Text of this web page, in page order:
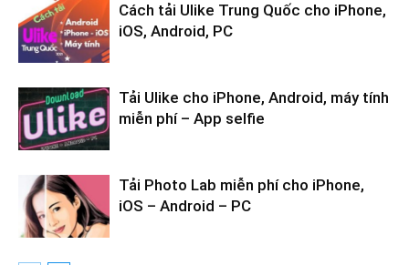
Cách tải Ulike Trung Quốc cho iPhone,
iOS, Android, PC
Tải Ulike cho iPhone, Android, máy tính
miễn phí – App selfie
Tải Photo Lab miễn phí cho iPhone,
iOS – Android – PC